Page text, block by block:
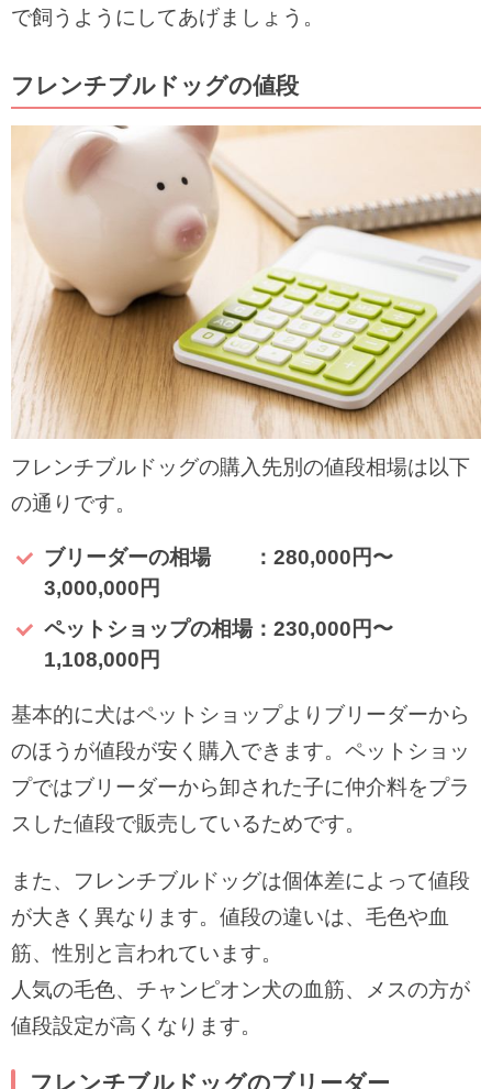
で飼うようにしてあげましょう。
フレンチブルドッグの値段
フレンチブルドッグの購入先別の値段相場は以下
の通りです。
ブリーダーの相場 ：280,000円〜
3,000,000円
ペットショップの相場：230,000円〜
1,108,000円
基本的に犬はペットショップよりブリーダーから
のほうが値段が安く購入できます。ペットショッ
プではブリーダーから卸された子に仲介料をプラ
スした値段で販売しているためです。
また、フレンチブルドッグは個体差によって値段
が大きく異なります。値段の違いは、毛色や血
筋、性別と言われています。
人気の毛色、チャンピオン犬の血筋、メスの方が
値段設定が高くなります。